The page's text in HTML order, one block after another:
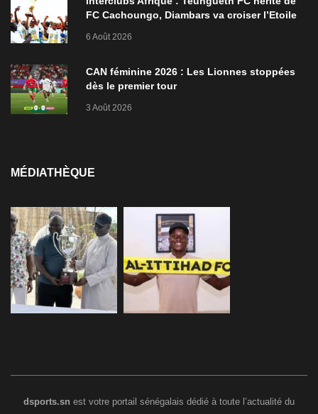
FC Cachoungo, Diambars va croiser l’Etoile
6 Août 2026
CAN féminine 2026 : Les Lionnes stoppées
dès le premier tour
3 Août 2026
MÉDIATHÈQUE
dsports.sn est votre portail sénégalais dédié à toute l’actualité du